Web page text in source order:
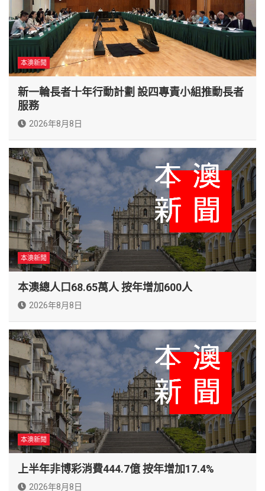
本澳新聞
新一輪長者十年行動計劃 設四專責小組推動長者
服務
2026年8月8日
本澳新聞
本澳總人口68.65萬人 按年增加600人
2026年8月8日
本澳新聞
上半年非博彩消費444.7億 按年增加17.4%
2026年8月8日